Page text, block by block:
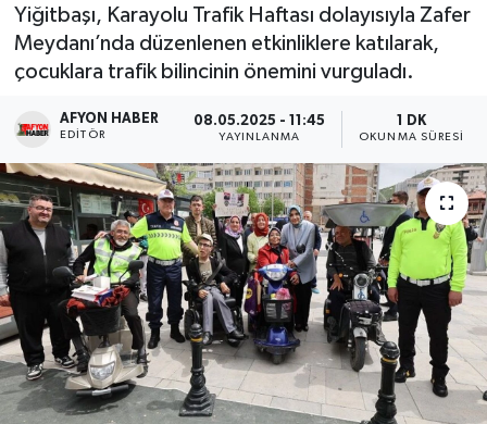
Yiğitbaşı, Karayolu Trafik Haftası dolayısıyla Zafer
Meydanı’nda düzenlenen etkinliklere katılarak,
çocuklara trafik bilincinin önemini vurguladı.
AFYON HABER
EDITÖR
08.05.2025 - 11:45
YAYINLANMA
1 DK
OKUNMA SÜRESI
Ekonomi
Magazin
Etkinlikler